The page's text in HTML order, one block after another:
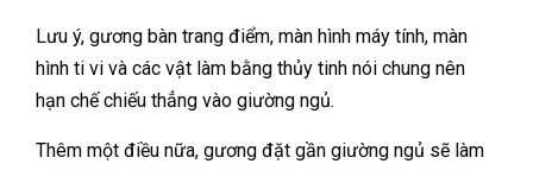
Lưu ý, gương bàn trang điểm, màn hình máy tính, màn
hình ti vi và các vật làm bằng thủy tinh nói chung nên
hạn chế chiếu thẳng vào giường ngủ.
Thêm một điều nữa, gương đặt gần giường ngủ sẽ làm